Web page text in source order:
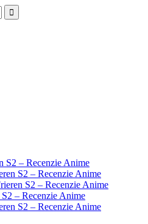
S2 – Recenzie Anime
S2 – Recenzie Anime
S2 – Recenzie Anime
– Recenzie Anime
S2 – Recenzie Anime